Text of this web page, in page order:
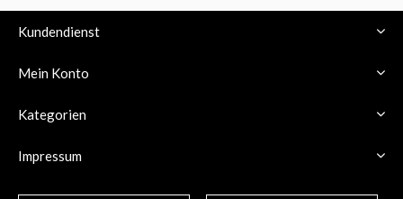
Kundendienst
Mein Konto
Kategorien
Impressum